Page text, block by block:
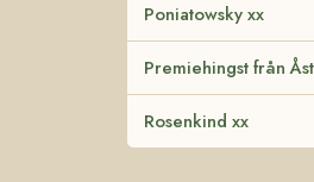
Poniatowsky xx
Premiehingst från
Rosenkind xx